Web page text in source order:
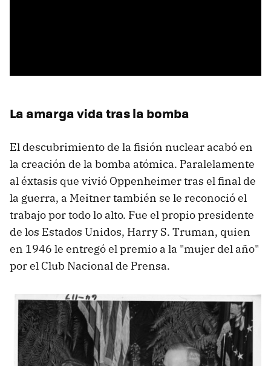
La amarga vida tras la bomba
El descubrimiento de la fisión nuclear acabó en
la creación de la bomba atómica. Paralelamente
al éxtasis que vivió Oppenheimer tras el final de
la guerra, a Meitner también se le reconoció el
trabajo por todo lo alto. Fue el propio presidente
de los Estados Unidos, Harry S. Truman, quien
en 1946 le entregó el premio a la "mujer del año"
por el Club Nacional de Prensa.